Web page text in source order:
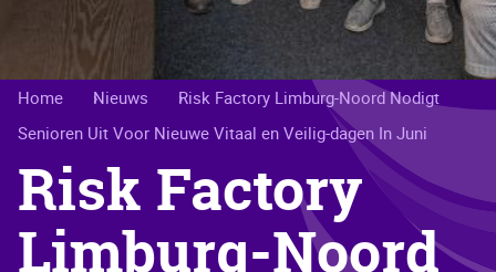
Kruimelpad
Home Nieuws
Risk Factory Limburg-Noord Nodigt
Senioren Uit Voor Nieuwe Vitaal en Veilig-dagen In Juni
Risk Factory
Limburg-Noord